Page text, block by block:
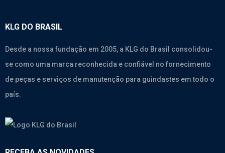
KLG DO BRASIL
Desde a nossa fundação em 2005, a KLG do Brasil consolidou-
se como uma marca reconhecida e confiável no fornecimento
de peças e serviços de manutenção para guindastes em todo o
país.